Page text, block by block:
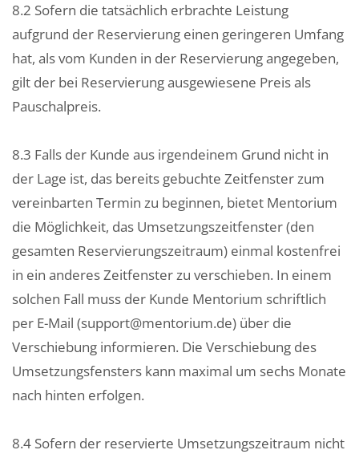
8.2 Sofern die tatsächlich erbrachte Leistung
aufgrund der Reservierung einen geringeren Umfang
hat, als vom Kunden in der Reservierung angegeben,
gilt der bei Reservierung ausgewiesene Preis als
Pauschalpreis.
8.3 Falls der Kunde aus irgendeinem Grund nicht in
der Lage ist, das bereits gebuchte Zeitfenster zum
vereinbarten Termin zu beginnen, bietet Mentorium
die Möglichkeit, das Umsetzungszeitfenster (den
gesamten Reservierungszeitraum) einmal kostenfrei
in ein anderes Zeitfenster zu verschieben. In einem
solchen Fall muss der Kunde Mentorium schriftlich
per E-Mail (support@mentorium.de) über die
Verschiebung informieren. Die Verschiebung des
Umsetzungsfensters kann maximal um sechs Monate
nach hinten erfolgen.
8.4 Sofern der reservierte Umsetzungszeitraum nicht